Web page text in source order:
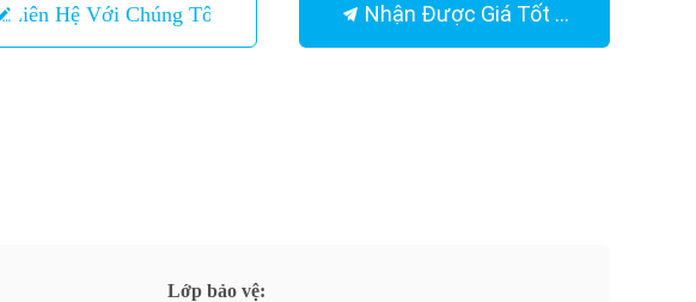
Liên Hệ Với Chúng Tôi Nhận Được Giá Tốt Nhất
Lớp bảo vệ: